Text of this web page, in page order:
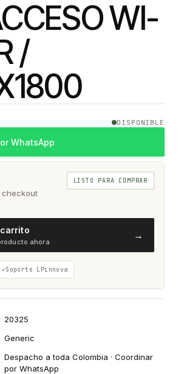
WI-
/
DISPONIBLE
WhatsApp
checkout
LISTO PARA COMPRAR
ahora
→
Soporte LPinnova
20325
Generic
Despacho a toda Colombia · Coordinar
por WhatsApp